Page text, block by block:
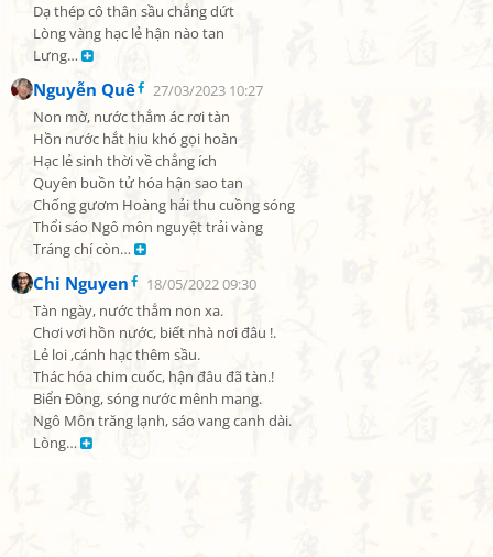
Dạ thép cô thân sầu chẳng dứt
Lòng vàng hạc lẻ hận nào tan
Lưng…
Nguyễn Quê
27/03/2023 10:27
Non mờ, nước thẳm ác rơi tàn
Hồn nước hắt hiu khó gọi hoàn
Hạc lẻ sinh thời về chẳng ích
Quyên buồn tử hóa hận sao tan
Chống gươm Hoàng hải thu cuồng sóng
Thổi sáo Ngô môn nguyệt trải vàng
Tráng chí còn…
Chi Nguyen
18/05/2022 09:30
Tàn ngày, nước thẳm non xa.
Chơi vơi hồn nước, biết nhà nơi đâu !.
Lẻ loi ,cánh hạc thêm sầu.
Thác hóa chim cuốc, hận đâu đã tàn.!
Biển Đông, sóng nước mênh mang.
Ngô Môn trăng lạnh, sáo vang canh dài.
Lòng…